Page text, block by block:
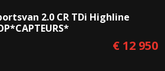
2.0 CR TDi Highline
€ 12 950